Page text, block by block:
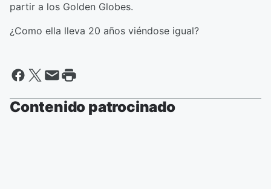
partir a los Golden Globes.
¿Como ella lleva 20 años viéndose igual?
Contenido patrocinado